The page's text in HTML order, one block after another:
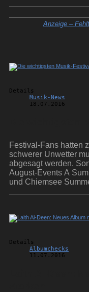
Anzeige –
Details
Musik-News
18.07.2016
Festival-Fans hatten
schwerer Unwetter
abgesagt werden.
August-Events A
und Chiemsee
Details
Albumchecks
11.07.2016